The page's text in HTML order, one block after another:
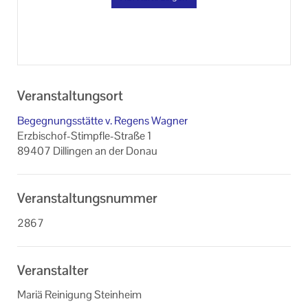
Veranstaltungsort
Begegnungsstätte v. Regens Wagner
Erzbischof-Stimpfle-Straße 1
89407 Dillingen an der Donau
Veranstaltungsnummer
2867
Veranstalter
Mariä Reinigung Steinheim